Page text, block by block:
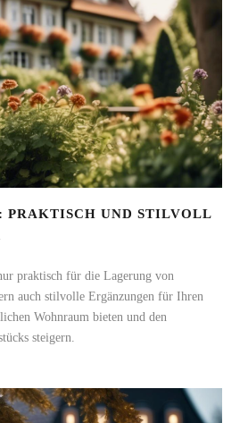
PRAKTISCH UND STILVOLL
praktisch für die Lagerung von
auch stilvolle Ergänzungen für Ihren
Wohnraum bieten und den
steigern.